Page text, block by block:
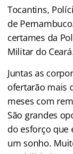
Tocantins,
de
certames da
Militar do
Juntas as
ofertarão mais
meses com
São grandes
do esforço que
um sonho.